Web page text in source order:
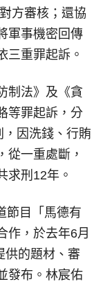
方審核；還協
軍事機密回傳
三重罪起訴。
制法》及《貪
等罪起訴，分
因洗錢、行賄
從一重處斷，
求刑12年。
節目「馬德有
作，於去年6月
供的題材、審
發布。林宸佑